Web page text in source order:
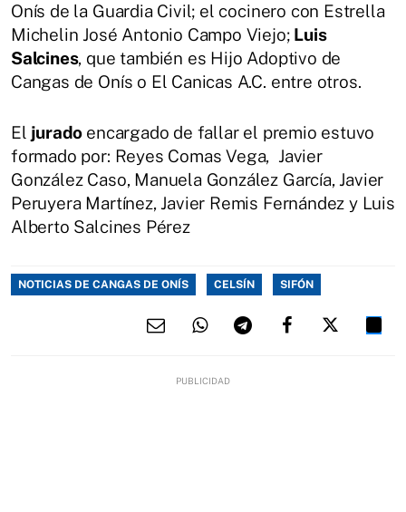
Onís de la Guardia Civil; el cocinero con Estrella
Michelin José Antonio Campo Viejo; Luis
Salcines, que también es Hijo Adoptivo de
Cangas de Onís o El Canicas A.C. entre otros.
El jurado encargado de fallar el premio estuvo
formado por: Reyes Comas Vega, Javier
González Caso, Manuela González García, Javier
Peruyera Martínez, Javier Remis Fernández y Luis
Alberto Salcines Pérez
NOTICIAS DE CANGAS DE ONÍS CELSÍN SIFÓN